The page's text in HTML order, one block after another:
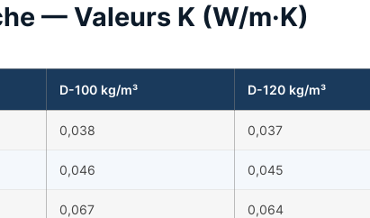
— Valeurs K (W/m·K)
D-100 kg/m³ D-120 kg/m³
0,038 0,037
0,046 0,045
0,067 0,064